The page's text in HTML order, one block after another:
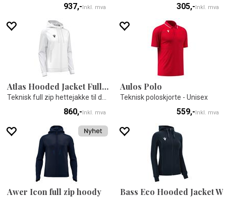
937,-Inkl. mva 305,-Inkl. mva
Atlas Hooded Jacket Full Zip W
860,-Inkl. mva
Aulos Polo
Teknisk poloskjorte - Unisex
559,-Inkl. mva
Awer Icon full zip hoody Bass Eco Hooded Jacket W